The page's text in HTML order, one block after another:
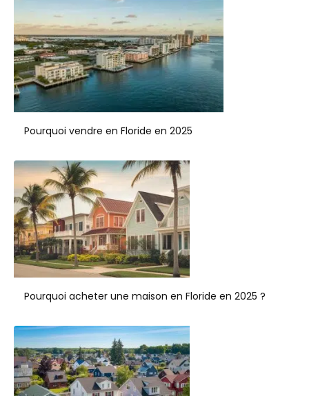
Pourquoi vendre en Floride en 2025
Pourquoi acheter une maison en Floride en 2025 ?